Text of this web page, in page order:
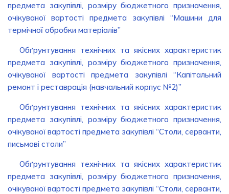
предмета закупівлі, розміру бюджетного призначення,
очікуваної вартості предмета закупівлі “Машини для
термічної обробки матеріалів”
Обґрунтування технічних та якісних характеристик
предмета закупівлі, розміру бюджетного призначення,
очікуваної вартості предмета закупівлі “Капітальний
ремонт і реставрація (навчальний корпус №2)”
Обґрунтування технічних та якісних характеристик
предмета закупівлі, розміру бюджетного призначення,
очікуваної вартості предмета закупівлі “Столи, серванти,
письмові столи”
Обґрунтування технічних та якісних характеристик
предмета закупівлі, розміру бюджетного призначення,
очікуваної вартості предмета закупівлі “Столи, серванти,